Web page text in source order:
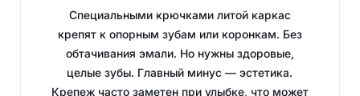
Специальными крючками литой каркас
крепят к опорным зубам или коронкам. Без
обтачивания эмали. Но нужны здоровые,
целые зубы. Главный минус — эстетика.
Крепеж часто заметен при улыбке, что может